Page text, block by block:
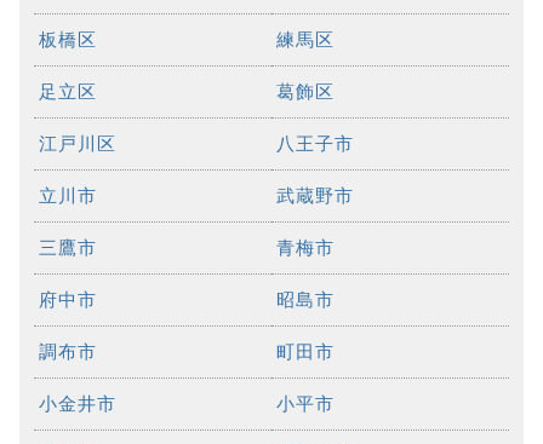
板橋区 練馬区
足立区 葛飾区
江戸川区 八王子市
立川市 武蔵野市
三鷹市 青梅市
府中市 昭島市
調布市 町田市
小金井市 小平市